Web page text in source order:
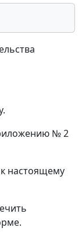
№ 2
настоящему